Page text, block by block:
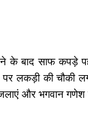
के बाद साफ कपड़े
लकड़ी की चौकी
और भगवान